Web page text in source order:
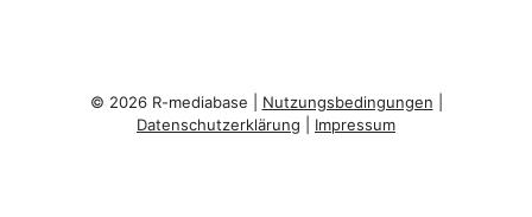
© 2026 R-mediabase | Nutzungsbedingungen
Datenschutzerklärung
Impressum